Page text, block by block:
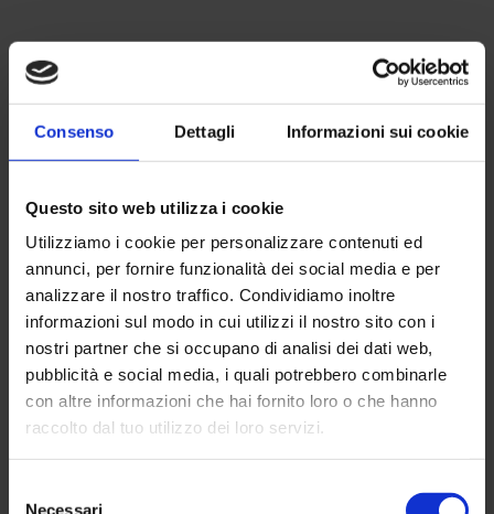
Consenso Dettagli Informazioni sui cookie
Questo sito web utilizza i cookie
Utilizziamo i cookie per personalizzare contenuti ed
annunci, per fornire funzionalità dei social media e per
analizzare il nostro traffico. Condividiamo inoltre
informazioni sul modo in cui utilizzi il nostro sito con i
nostri partner che si occupano di analisi dei dati web,
pubblicità e social media, i quali potrebbero combinarle
con altre informazioni che hai fornito loro o che hanno
raccolto dal tuo utilizzo dei loro servizi.
Necessari